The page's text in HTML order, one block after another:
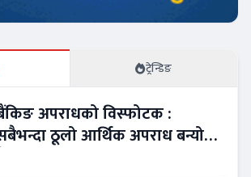
ट्रेन्डिङ
अपराधको विस्फोटक :
ठूलो आर्थिक अपराध बन्यो